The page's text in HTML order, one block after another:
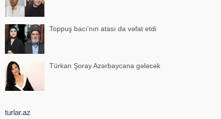
Toppuş bacı'nın atası da vəfat etdi
Türkan Şoray Azərbaycana gələcək
turlar.az